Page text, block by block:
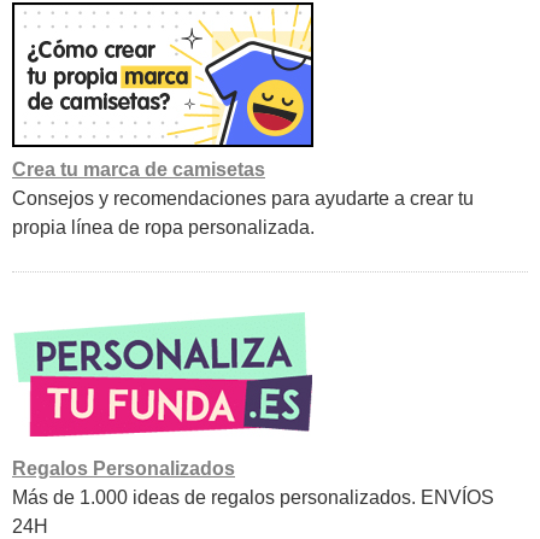
Crea tu marca de camisetas
Consejos y recomendaciones para ayudarte a crear tu
propia línea de ropa personalizada.
Regalos Personalizados
Más de 1.000 ideas de regalos personalizados. ENVÍOS
24H